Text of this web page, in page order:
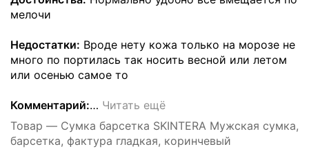
мелочи
Недостатки: Вроде нету кожа только на морозе не
много по портилась так носить весной или летом
или осенью самое то
Комментарий:… Читать ещё
Товар — Сумка барсетка SKINTERA Мужская сумка,
барсетка, фактура гладкая, коринчевый